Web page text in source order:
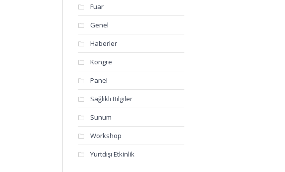
Fuar
Genel
Haberler
Kongre
Panel
Sağlıklı Bilgiler
Sunum
Workshop
Yurtdışı Etkinlik